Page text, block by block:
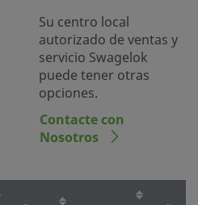
Su centro local
autorizado de ventas y
servicio Swagelok
puede tener otras
opciones.
Contacte con
Nosotros